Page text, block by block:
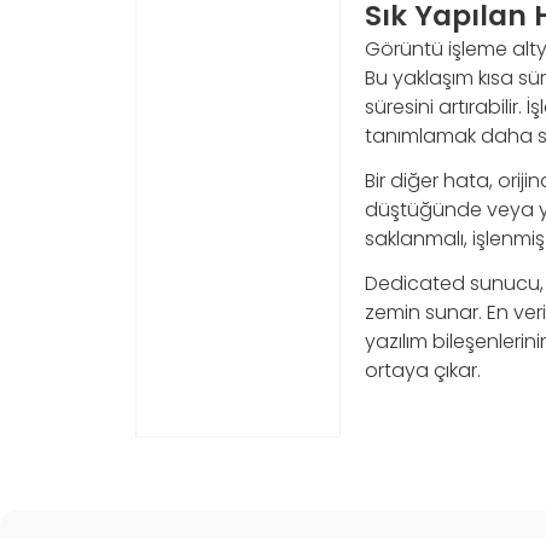
Sık
Görüntü işleme
Bu yaklaşım kısa
süresini artırabilir.
tanımlamak daha
Bir diğer hata,
düştüğünde veya
saklanmalı,
Dedicated sunucu,
zemin sunar. En
yazılım
ortaya çıkar.